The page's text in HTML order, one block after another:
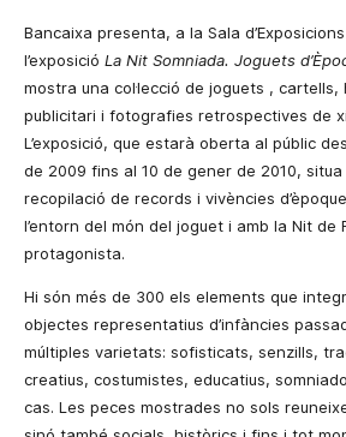
Bancaixa presenta, a la Sala
l’exposició La Nit Somniada. Joguets
mostra una col·lecció de joguets , cartells,
publicitari i fotografies retrospectives de
L’exposició, que estarà oberta al públic
de 2009 fins al 10 de gener de 2010,
recopilació de records i vivències
l’entorn del món del joguet i amb la Nit de
protagonista.
Hi són més de 300 els elements que
objectes representatius d’infàncies
múltiples varietats: sofisticats, senzills,
creatius, costumistes, educatius,
cas. Les peces mostrades no sols